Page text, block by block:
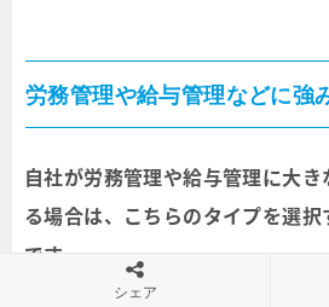
労務管理や給与管理などに強
自社が労務管理や給与管理に大
る場合は、こちらのタイプを選
です。
シェア